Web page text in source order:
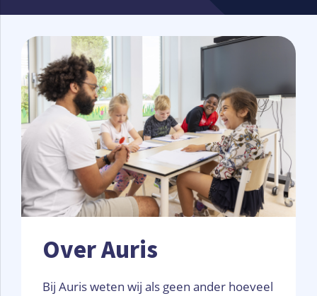
Over Auris
Bij Auris weten wij als geen ander hoeveel